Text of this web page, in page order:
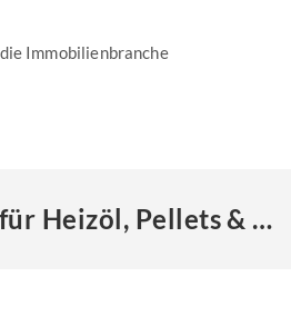
Immobilienbranche
Härtefallhilfen für Heizöl, Pellets & Co. – Anträge ab Mai möglich